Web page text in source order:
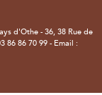
d'Othe - 36, 38 Rue de
86 86 70 99 - Email :